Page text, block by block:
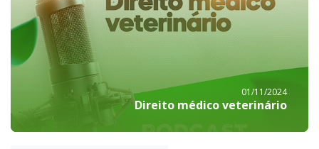
01/11/2024
Direito médico veterinário